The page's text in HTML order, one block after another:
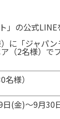
」の公式
に「ジャパン
（2名様）で
様）
日(金)～9月30